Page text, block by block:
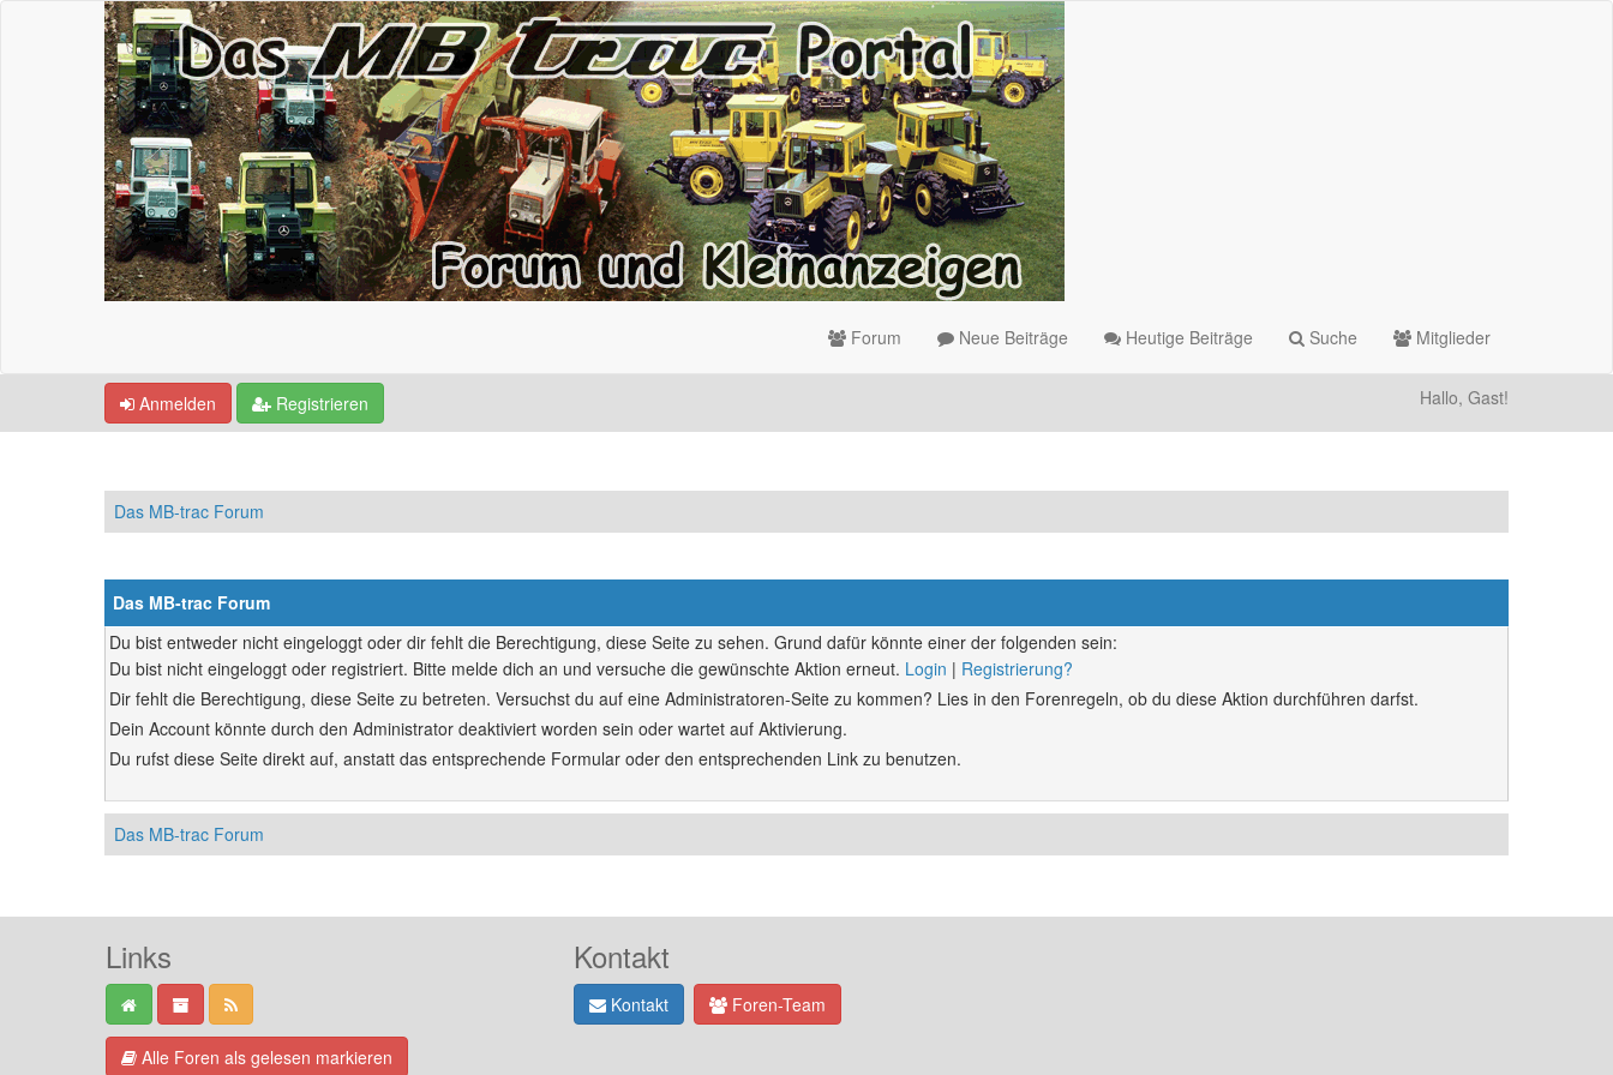
Forum Neue Beiträge Heutige Beiträge Suche Mitglieder
Anmelden Registrieren Hallo, Gast!
Das MB-trac Forum
Das MB-trac Forum
Du bist entweder nicht eingeloggt oder dir fehlt die Berechtigung, diese Seite zu sehen. Grund dafür könnte einer der folgenden sein:
Du bist nicht eingeloggt oder registriert. Bitte melde dich an und versuche die gewünschte Aktion erneut. Login | Registrierung?
Dir fehlt die Berechtigung, diese Seite zu betreten. Versuchst du auf eine Administratoren-Seite zu kommen? Lies in den Forenregeln, ob du diese Aktion durchführen darfst.
Dein Account könnte durch den Administrator deaktiviert worden sein oder wartet auf Aktivierung.
Du rufst diese Seite direkt auf, anstatt das entsprechende Formular oder den entsprechenden Link zu benutzen.
Das MB-trac Forum
Links
Alle Foren als gelesen markieren
Kontakt
Kontakt Foren-Team